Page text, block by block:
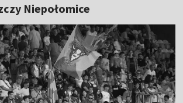
Niepołomice